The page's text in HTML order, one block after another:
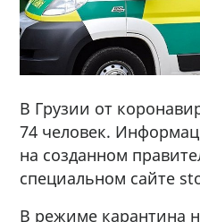
В Грузии от
74 человек.
на созданном
специальном сайте
В режиме карантина